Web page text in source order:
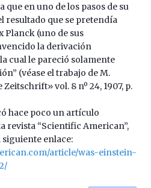
que en uno de los pasos de su
resultado que se pretendía
Planck (uno de sus
la derivación
cual le pareció solamente
(véase el trabajo de M.
vol. 8 nº 24, 1907, p.
hace poco un artículo
revista “Scientific American”,
siguiente enlace:
article/was-einstein-